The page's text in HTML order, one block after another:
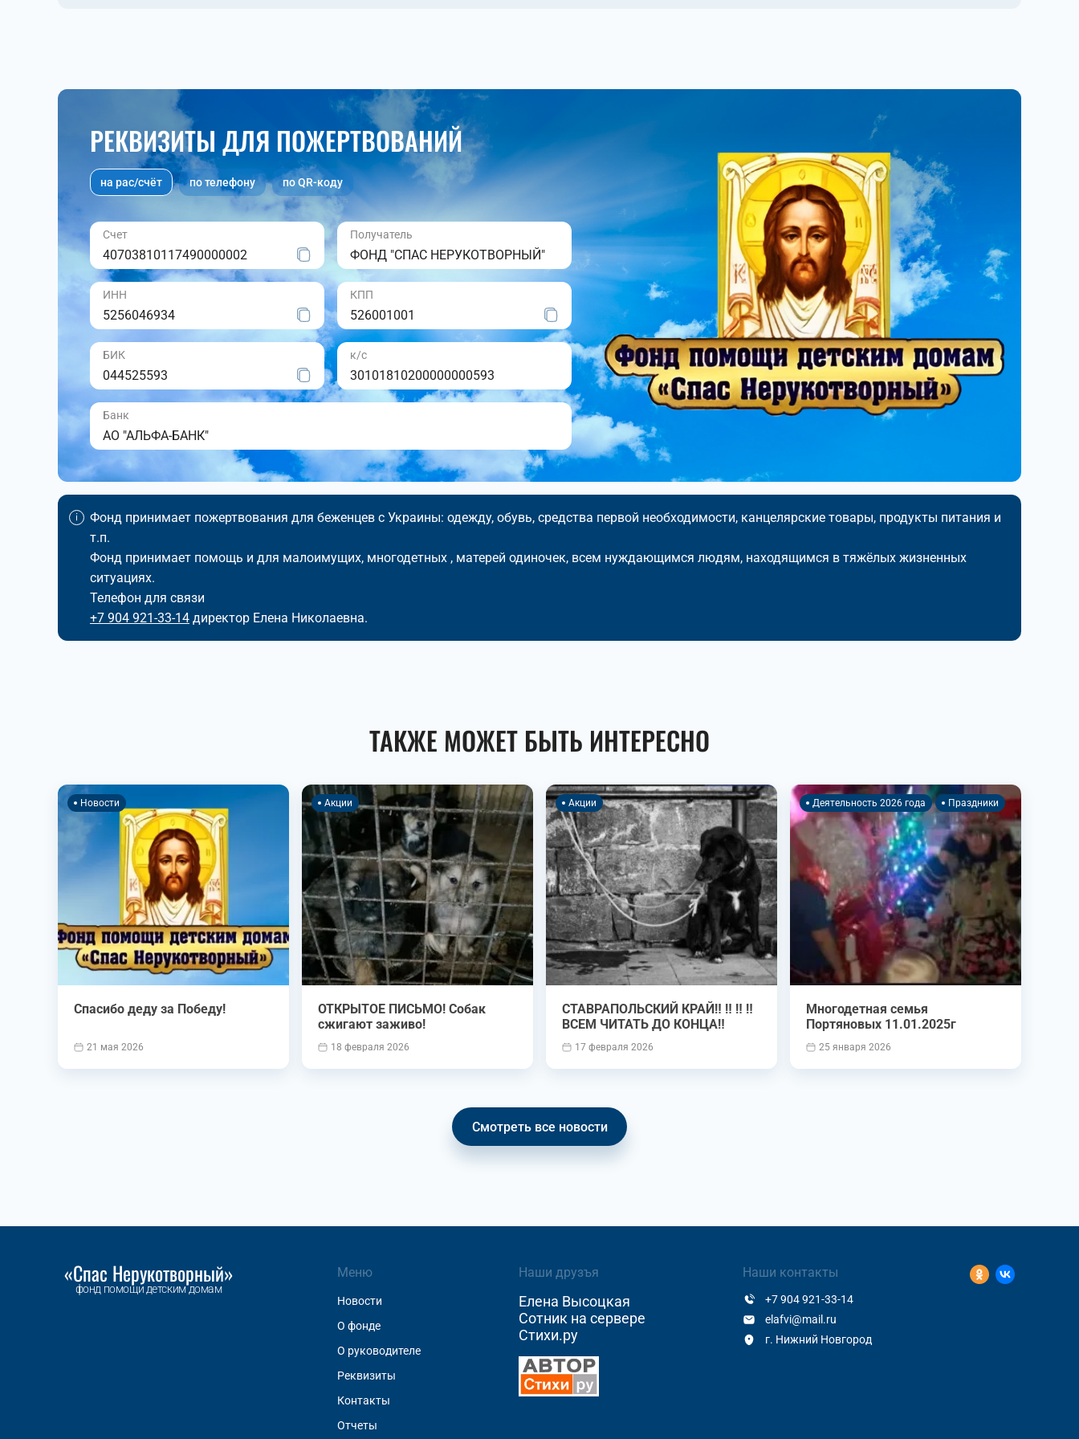
РЕКВИЗИТЫ ДЛЯ ПОЖЕРТВОВАНИЙ
на рас/счёт по телефону по QR-коду
Счет
40703810117490000002
Получатель
ФОНД "СПАС НЕРУКОТВОРНЫЙ"
ИНН
5256046934
КПП
526001001
БИК
044525593
к/с
30101810200000000593
Банк
АО "АЛЬФА-БАНК"
Фонд принимает пожертвования для беженцев с Украины: одежду, обувь, средства первой необходимости, канцелярские товары, продукты питания и
т.п.
Фонд принимает помощь и для малоимущих, многодетных , матерей одиночек, всем нуждающимся людям, находящимся в тяжёлых жизненных
ситуациях.
Телефон для связи
+7 904 921-33-14 директор Елена Николаевна.
ТАКЖЕ МОЖЕТ БЫТЬ ИНТЕРЕСНО
Новости
Спасибо деду за Победу!
21 мая 2026
Акции
ОТКРЫТОЕ ПИСЬМО! Собак
сжигают заживо!
18 февраля 2026
Акции
СТАВРАПОЛЬСКИЙ КРАЙ‼️ ‼️ ‼️ ‼️
ВСЕМ ЧИТАТЬ ДО КОНЦА‼️
17 февраля 2026
Деятельность 2026 года Праздники
Многодетная семья
Портяновых 11.01.2025г
25 января 2026
Смотреть все новости
«Спас Нерукотворный»
фонд помощи детским домам
Меню
Новости
О фонде
О руководителе
Реквизиты
Контакты
Отчеты
Наши друзъя
Елена Высоцкая
Сотник на сервере
Стихи.ру
Наши контакты
+7 904 921-33-14
elafvi@mail.ru
г. Нижний Новгород